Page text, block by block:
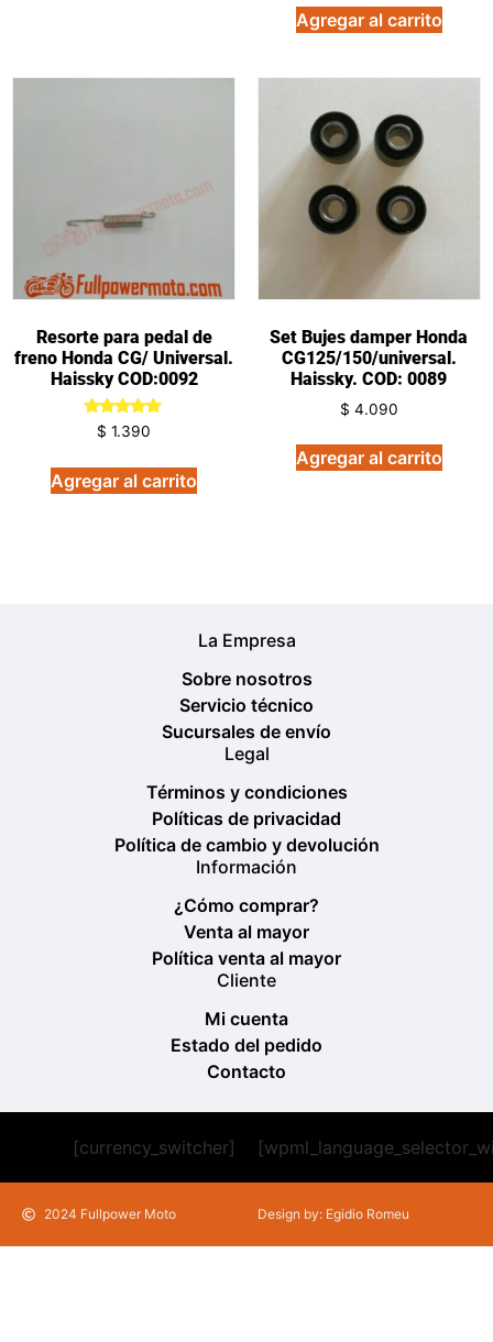
de 5
Agregar al carrito
Resorte para pedal de
freno Honda CG/ Universal.
Haissky COD:0092
Valorado
en
de 5
$ 1.390
Agregar al carrito
Set Bujes damper Honda
CG125/150/universal.
Haissky. COD: 0089
$ 4.090
Agregar al carrito
La Empresa
Sobre nosotros
Servicio técnico
Sucursales de envío
Legal
Términos y condiciones
Políticas de privacidad
Política de cambio y devolución
Información
¿Cómo comprar?
Venta al mayor
Política venta al mayor
Cliente
Mi cuenta
Estado del pedido
Contacto
[currency_switcher]
2024 Fullpower Moto Design by: Egidio Romeu